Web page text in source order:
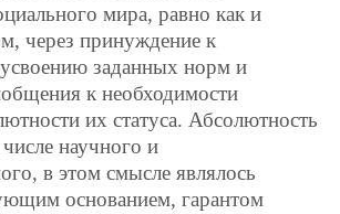
мира, равно как и
через принуждение к
заданных норм и
к необходимости
их статуса. Абсолютность
научного и
в этом смысле являлось
основанием, гарантом